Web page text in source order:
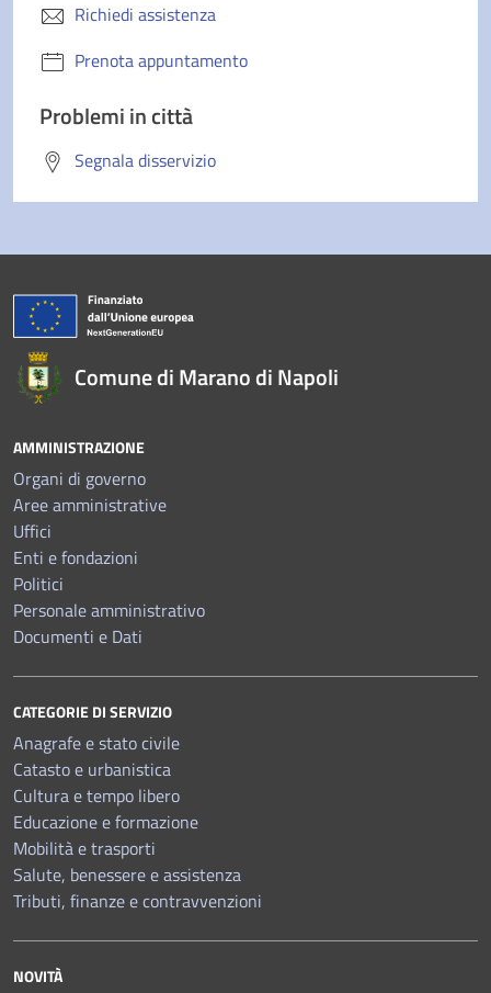
Richiedi assistenza
Prenota appuntamento
Problemi in città
Segnala disservizio
Comune di Marano di Napoli
AMMINISTRAZIONE
Organi di governo
Aree amministrative
Uffici
Enti e fondazioni
Politici
Personale amministrativo
Documenti e Dati
CATEGORIE DI SERVIZIO
Anagrafe e stato civile
Catasto e urbanistica
Cultura e tempo libero
Educazione e formazione
Mobilità e trasporti
Salute, benessere e assistenza
Tributi, finanze e contravvenzioni
NOVITÀ